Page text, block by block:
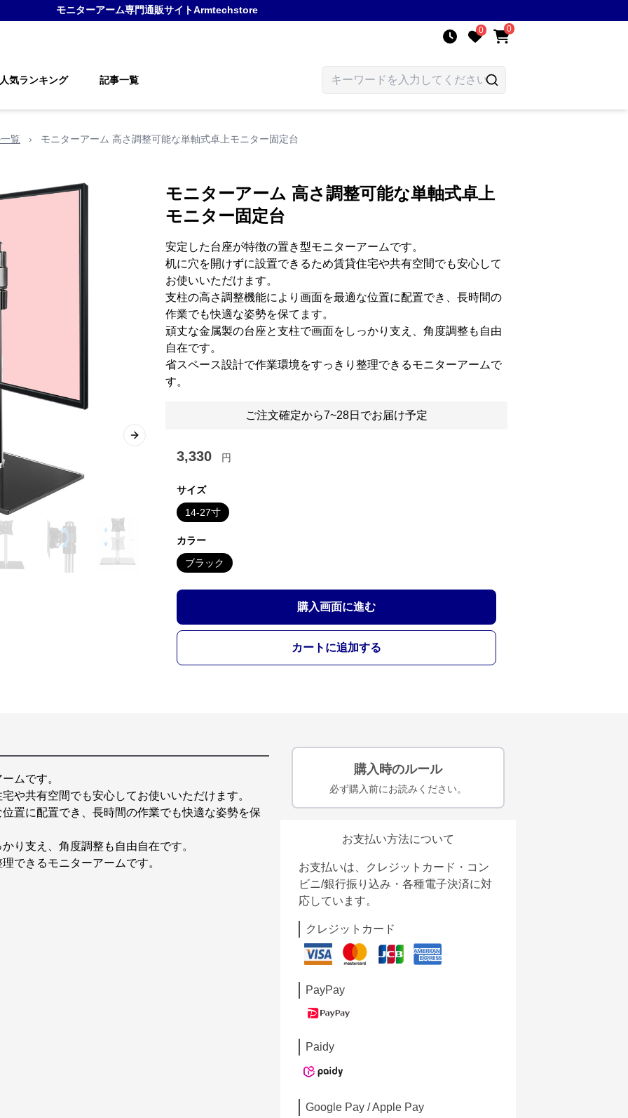
モニターアーム専門通販サイトArmtechstore
0 0
人気ランキング 記事一覧
覧 › モニターアーム 高さ調整可能な単軸式卓上モニター固定台
Next slide
モニターアーム 高さ調整可能な単軸式卓上
モニター固定台
安定した台座が特徴の置き型モニターアームです。
机に穴を開けずに設置できるため賃貸住宅や共有空間でも安心して
お使いいただけます。
支柱の高さ調整機能により画面を最適な位置に配置でき、長時間の
作業でも快適な姿勢を保てます。
頑丈な金属製の台座と支柱で画面をしっかり支え、角度調整も自由
自在です。
省スペース設計で作業環境をすっきり整理できるモニターアームで
す。
ご注文確定から7~28日でお届け予定
3,330 円
サイズ
14-27寸
カラー
ブラック
購入画面に進む
カートに追加する
ムです。
や共有空間でも安心してお使いいただけます。
置に配置でき、長時間の作業でも快適な姿勢を保
り支え、角度調整も自由自在です。
できるモニターアームです。
購入時のルール
必ず購入前にお読みください。
お支払い方法について
お支払いは、クレジットカード・コン
ビニ/銀行振り込み・各種電子決済に対
応しています。
クレジットカード
PayPay
Paidy
Google Pay / Apple Pay